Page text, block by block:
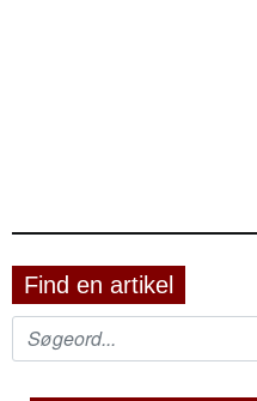
Find en artikel